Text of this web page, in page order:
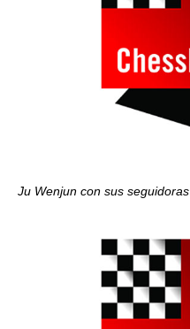
Ju Wenjun con sus seguidoras